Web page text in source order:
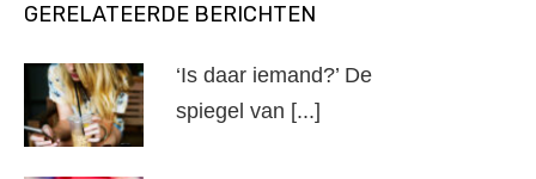
GERELATEERDE BERICHTEN
‘Is daar iemand?’ De
spiegel van [...]